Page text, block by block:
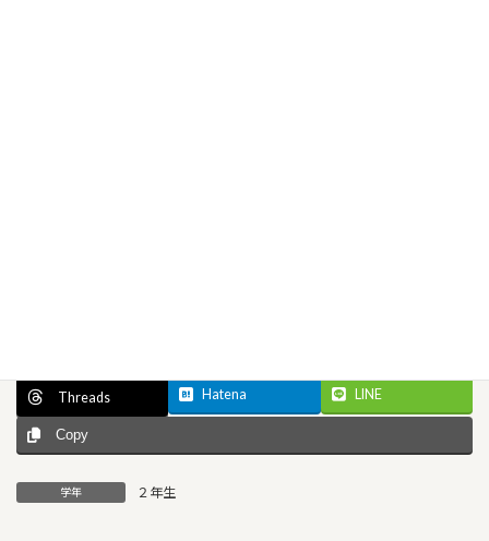
Threads Hatena LINE
Copy
学年 ２年生